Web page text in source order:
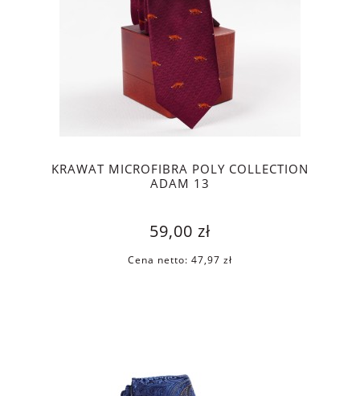
KRAWAT MICROFIBRA POLY COLLECTION
ADAM 13
59,00 zł
Cena netto: 47,97 zł